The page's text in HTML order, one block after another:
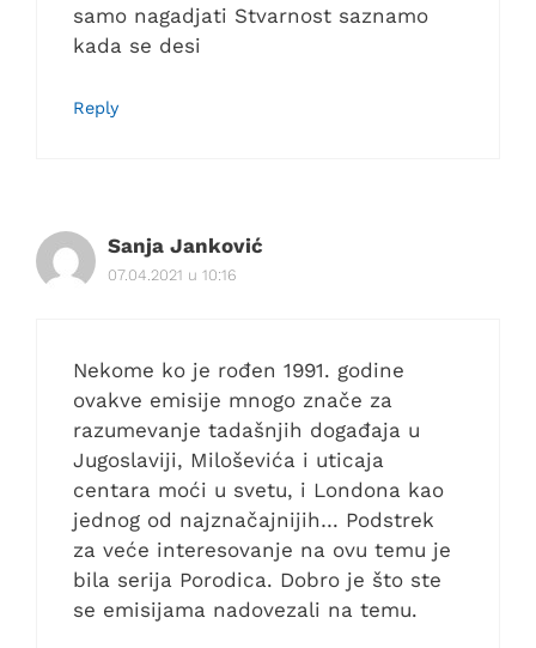
samo nagadjati Stvarnost saznamo
kada se desi
Reply
Sanja Janković
07.04.2021 u 10:16
Nekome ko je rođen 1991. godine
ovakve emisije mnogo znače za
razumevanje tadašnjih događaja u
Jugoslaviji, Miloševića i uticaja
centara moći u svetu, i Londona kao
jednog od najznačajnijih… Podstrek
za veće interesovanje na ovu temu je
bila serija Porodica. Dobro je što ste
se emisijama nadovezali na temu.